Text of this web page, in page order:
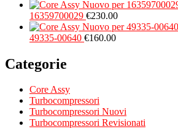
16359700029 €230.00
49335-00640 €160.00
Categorie
Core Assy
Turbocompressori
Turbocompressori Nuovi
Turbocompressori Revisionati